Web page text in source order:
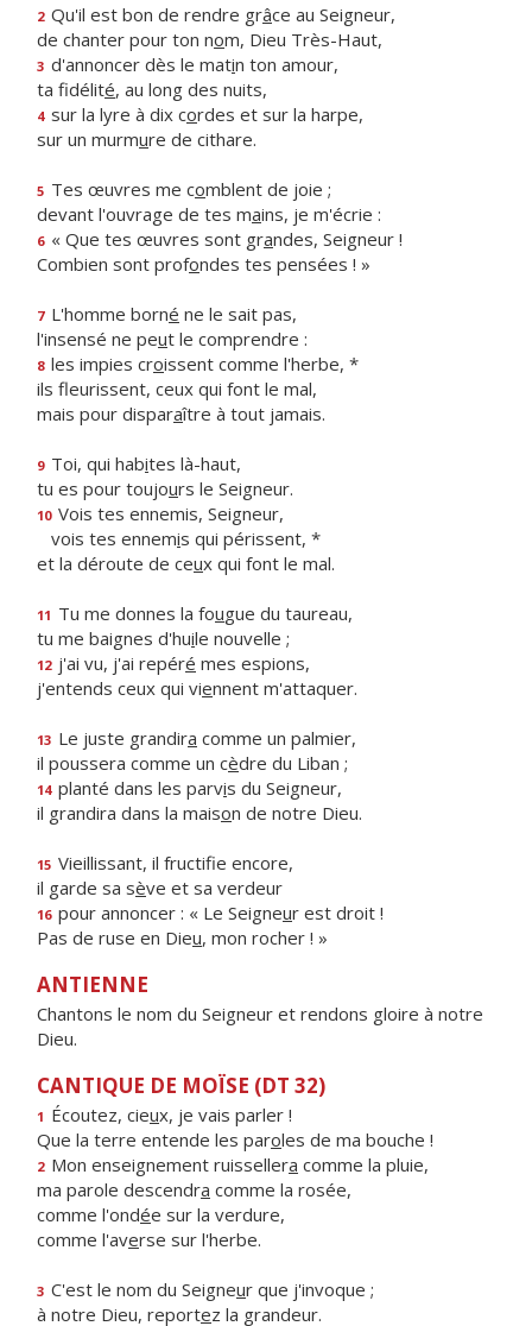
2 Qu'il est bon de rendre grâce au Seigneur,
de chanter pour ton nom, Dieu Très-Haut,
3 d'annoncer dès le matin ton amour,
ta fidélité, au long des nuits,
4 sur la lyre à dix cordes et sur la harpe,
sur un murmure de cithare.
5 Tes œuvres me comblent de joie ;
devant l'ouvrage de tes mains, je m'écrie :
6 « Que tes œuvres sont grandes, Seigneur !
Combien sont profondes tes pensées ! »
7 L'homme borné ne le sait pas,
l'insensé ne peut le comprendre :
8 les impies croissent comme l'herbe, *
ils fleurissent, ceux qui font le mal,
mais pour disparaître à tout jamais.
9 Toi, qui habites là-haut,
tu es pour toujours le Seigneur.
10 Vois tes ennemis, Seigneur,
vois tes ennemis qui périssent, *
et la déroute de ceux qui font le mal.
11 Tu me donnes la fougue du taureau,
tu me baignes d'huile nouvelle ;
12 j'ai vu, j'ai repéré mes espions,
j'entends ceux qui viennent m'attaquer.
13 Le juste grandira comme un palmier,
il poussera comme un cèdre du Liban ;
14 planté dans les parvis du Seigneur,
il grandira dans la maison de notre Dieu.
15 Vieillissant, il fructife encore,
il garde sa sève et sa verdeur
16 pour annoncer : « Le Seigneur est droit !
Pas de ruse en Dieu, mon rocher ! »
ANTIENNE
Chantons le nom du Seigneur et rendons gloire à notre
Dieu.
CANTIQUE DE MOÏSE (DT 32)
1 Écoutez, cieux, je vais parler !
Que la terre entende les paroles de ma bouche !
2 Mon enseignement ruissellera comme la pluie,
ma parole descendra comme la rosée,
comme l'ondée sur la verdure,
comme l'averse sur l'herbe.
3 C'est le nom du Seigneur que j'invoque ;
à notre Dieu, reportez la grandeur.